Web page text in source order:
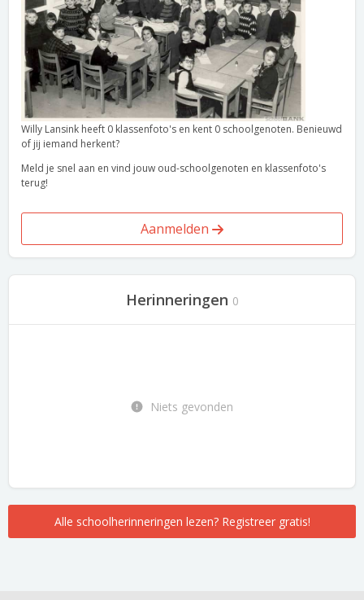
Willy Lansink heeft 0 klassenfoto's en kent 0 schoolgenoten. Benieuwd
of jij iemand herkent?
Meld je snel aan en vind jouw oud-schoolgenoten en klassenfoto's
terug!
Aanmelden
Herinneringen 0
Niets gevonden
Alle schoolherinneringen lezen? Registreer gratis!